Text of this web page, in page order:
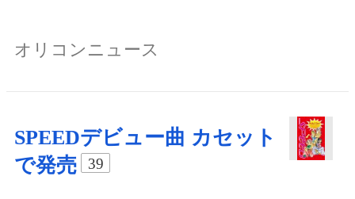
オリコンニュース
SPEEDデビュー曲 カセット
で発売
39